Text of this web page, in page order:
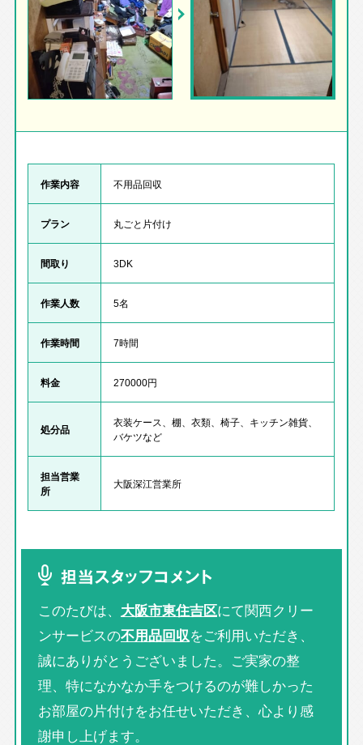
作業内容 不用品回収
プラン 丸ごと片付け
間取り 3DK
作業人数 5名
作業時間 7時間
料金 270000円
処分品
衣装ケース、棚、衣類、椅子、キッチン雑貨、
バケツなど
担当営業
所
大阪深江営業所
担当スタッフコメント
このたびは、 大阪市東住吉区にて関西クリー
ンサービスの不用品回収をご利用いただき、
誠にありがとうございました。ご実家の整
理、特になかなか手をつけるのが難しかった
お部屋の片付けをお任せいただき、心より感
謝申し上げます。